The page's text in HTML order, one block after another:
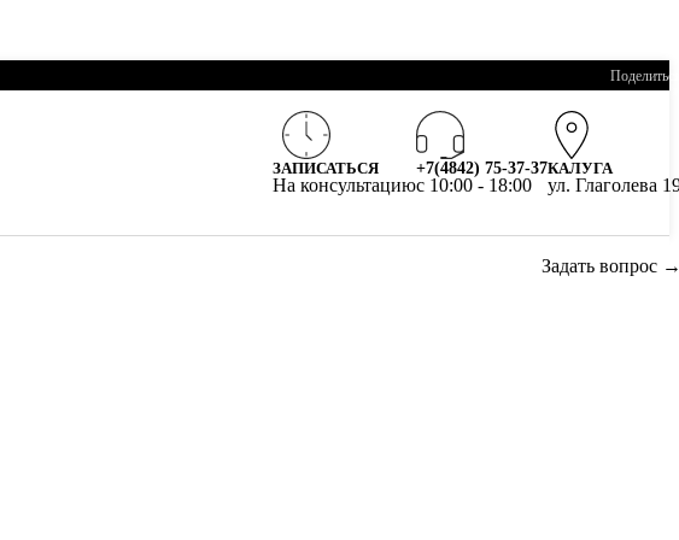
ЗАПИСАТЬСЯ
На консультацию
+7(4842) 75-37-37
c 10:00 - 18:00
КАЛУГА
ул. Глаголева
Задать вопрос